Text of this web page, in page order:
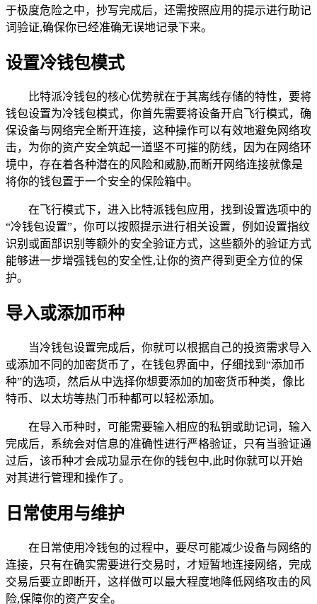
于极度危险之中，抄写完成后，还需按照应用的提示进行助记
词验证,确保你已经准确无误地记录下来。
设置冷钱包模式
比特派冷钱包的核心优势就在于其离线存储的特性，要将
钱包设置为冷钱包模式，你首先需要将设备开启飞行模式，确
保设备与网络完全断开连接，这种操作可以有效地避免网络攻
击，为你的资产安全筑起一道坚不可摧的防线，因为在网络环
境中，存在着各种潜在的风险和威胁,而断开网络连接就像是
将你的钱包置于一个安全的保险箱中。
在飞行模式下，进入比特派钱包应用，找到设置选项中的
“冷钱包设置”，你可以按照提示进行相关设置，例如设置指纹
识别或面部识别等额外的安全验证方式，这些额外的验证方式
能够进一步增强钱包的安全性,让你的资产得到更全方位的保
护。
导入或添加币种
当冷钱包设置完成后，你就可以根据自己的投资需求导入
或添加不同的加密货币了，在钱包界面中，仔细找到“添加币
种”的选项，然后从中选择你想要添加的加密货币种类，像比
特币、以太坊等热门币种都可以轻松添加。
在导入币种时，可能需要输入相应的私钥或助记词，输入
完成后，系统会对信息的准确性进行严格验证，只有当验证通
过后，该币种才会成功显示在你的钱包中,此时你就可以开始
对其进行管理和操作了。
日常使用与维护
在日常使用冷钱包的过程中，要尽可能减少设备与网络的
连接，只有在确实需要进行交易时，才短暂地连接网络，完成
交易后要立即断开，这样做可以最大程度地降低网络攻击的风
险,保障你的资产安全。